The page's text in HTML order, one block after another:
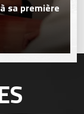
sa première